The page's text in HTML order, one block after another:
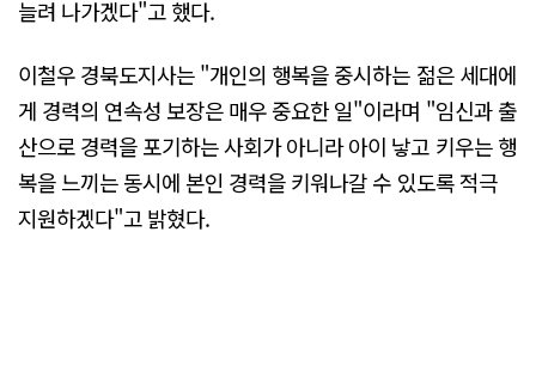
늘려 나가겠다"고 했다.
이철우 경북도지사는 "개인의 행복을 중시하는 젊은 세대에
게 경력의 연속성 보장은 매우 중요한 일"이라며 "임신과 출
산으로 경력을 포기하는 사회가 아니라 아이 낳고 키우는 행
복을 느끼는 동시에 본인 경력을 키워나갈 수 있도록 적극
지원하겠다"고 밝혔다.